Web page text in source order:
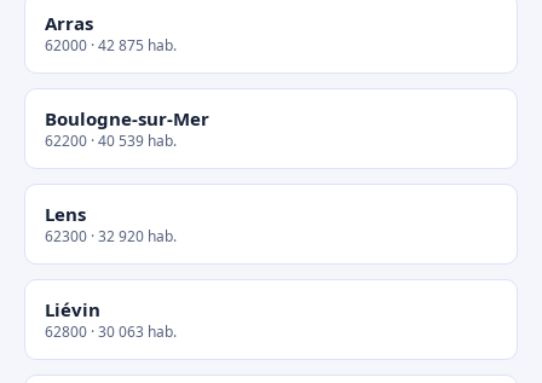
Arras
62000 · 42 875 hab.
Boulogne-sur-Mer
62200 · 40 539 hab.
Lens
62300 · 32 920 hab.
Liévin
62800 · 30 063 hab.